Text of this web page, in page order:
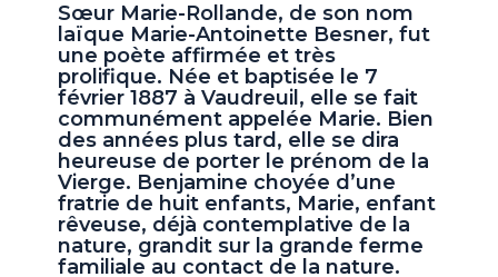
Sœur Marie-Rollande, de son nom
laïque Marie-Antoinette Besner, fut
une poète affirmée et très
prolifique. Née et baptisée le 7
février 1887 à Vaudreuil, elle se fait
communément appelée Marie. Bien
des années plus tard, elle se dira
heureuse de porter le prénom de la
Vierge. Benjamine choyée d’une
fratrie de huit enfants, Marie, enfant
rêveuse, déjà contemplative de la
nature, grandit sur la grande ferme
familiale au contact de la nature.